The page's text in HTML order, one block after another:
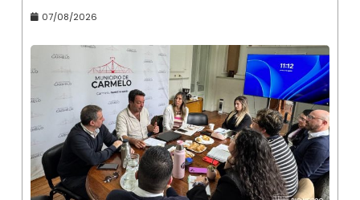
07/08/2026